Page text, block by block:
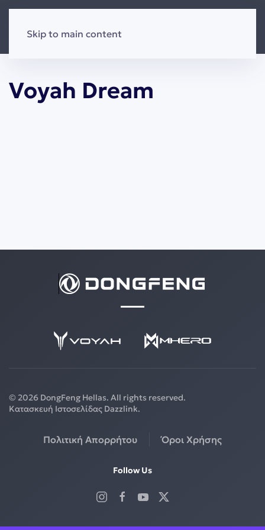
Skip to main content
Voyah Dream
© 2026 DongFeng Hellas. All rights reserved.
Κατασκευή Ιστοσελίδας Dazzlink.
Πολιτική Απορρήτου Όροι Χρήσης
Follow Us